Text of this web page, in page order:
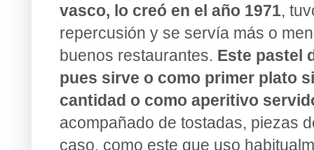
vasco, lo creó en el año 1971,
repercusión y se servía más o
buenos restaurantes. Este pastel
pues sirve o como primer plato
cantidad o como aperitivo
acompañado de tostadas, piezas
caso, como este que uso